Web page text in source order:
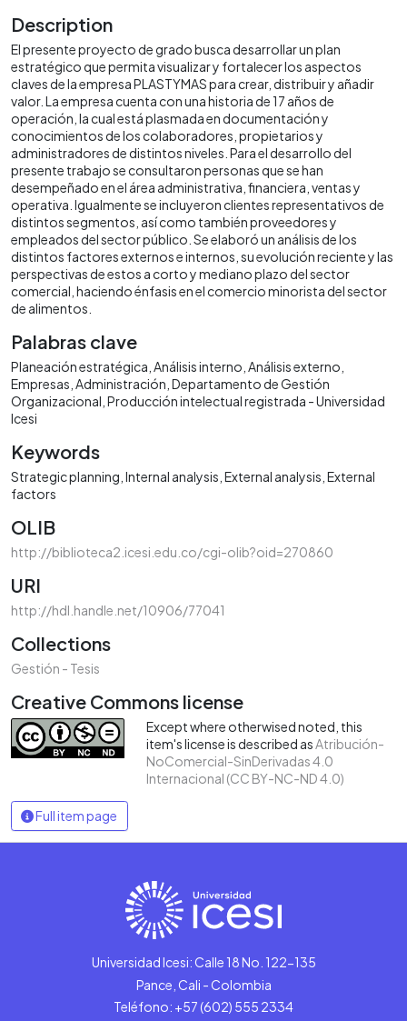
Description
El presente proyecto de grado busca desarrollar un plan
estratégico que permita visualizar y fortalecer los aspectos
claves de la empresa PLASTYMAS para crear, distribuir y añadir
valor. La empresa cuenta con una historia de 17 años de
operación, la cual está plasmada en documentación y
conocimientos de los colaboradores, propietarios y
administradores de distintos niveles. Para el desarrollo del
presente trabajo se consultaron personas que se han
desempeñado en el área administrativa, financiera, ventas y
operativa. Igualmente se incluyeron clientes representativos de
distintos segmentos, así como también proveedores y
empleados del sector público. Se elaboró un análisis de los
distintos factores externos e internos, su evolución reciente y las
perspectivas de estos a corto y mediano plazo del sector
comercial, haciendo énfasis en el comercio minorista del sector
de alimentos.
Palabras clave
Planeación estratégica Análisis interno Análisis externo
Empresas Administración Departamento de Gestión
Organizacional Producción intelectual registrada - Universidad
Icesi
Keywords
Strategic planning Internal analysis External analysis External
factors
OLIB
http://biblioteca2.icesi.edu.co/cgi-olib?oid=270860
URI
http://hdl.handle.net/10906/77041
Collections
Gestión - Tesis
Creative Commons license
Except where otherwised noted, this
item's license is described asAtribución-
NoComercial-SinDerivadas 4.0
Internacional (CC BY-NC-ND 4.0)
Full item page
Universidad Icesi: Calle 18 No. 122-135
Pance, Cali - Colombia
Teléfono: +57 (602) 555 2334